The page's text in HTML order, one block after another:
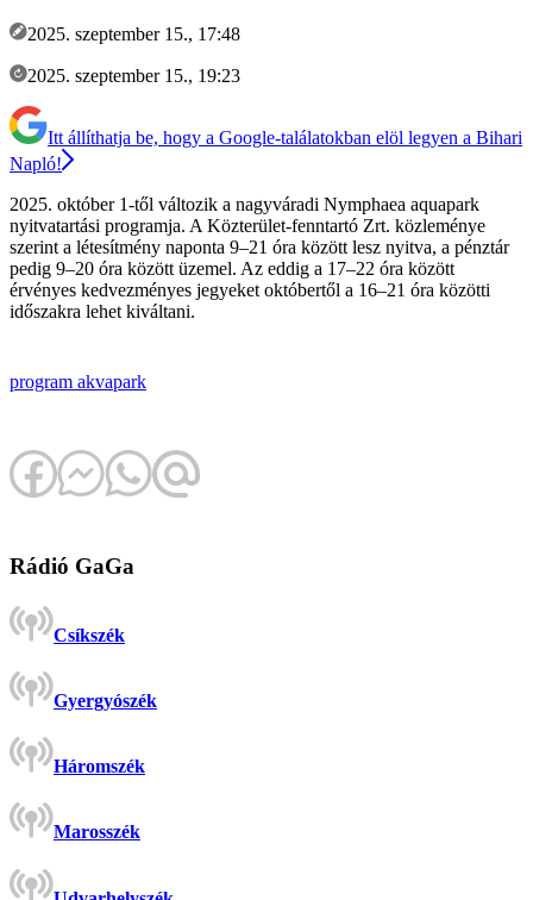
2025. szeptember 15., 17:48
2025. szeptember 15., 19:23
Itt állíthatja be, hogy a Google-találatokban elöl legyen a Bihari
Napló!
2025. október 1-től változik a nagyváradi Nymphaea aquapark
nyitvatartási programja. A Közterület-fenntartó Zrt. közleménye
szerint a létesítmény naponta 9–21 óra között lesz nyitva, a pénztár
pedig 9–20 óra között üzemel. Az eddig a 17–22 óra között
érvényes kedvezményes jegyeket októbertől a 16–21 óra közötti
időszakra lehet kiváltani.
program akvapark
Rádió GaGa
Csíkszék
Gyergyószék
Háromszék
Marosszék